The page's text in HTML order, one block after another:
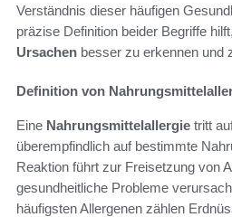
Verständnis dieser häufigen
präzise Definition beider Begriffe
Ursachen besser zu erkennen und
Definition von
Eine Nahrungsmittelallergie tritt
überempfindlich auf bestimmte
Reaktion führt zur Freisetzung von
gesundheitliche Probleme
häufigsten Allergenen zählen